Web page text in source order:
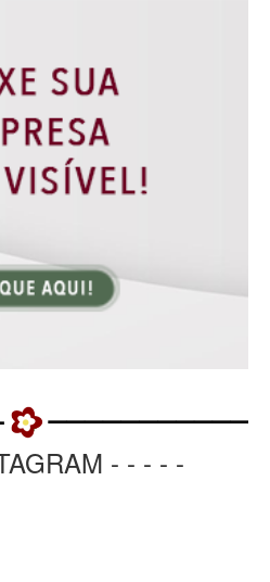
- - - - -